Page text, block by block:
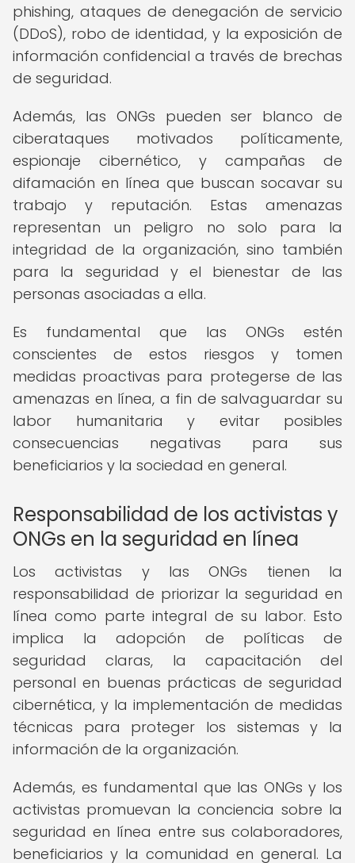
phishing, ataques de denegación de servicio
(DDoS), robo de identidad, y la exposición de
información confidencial a través de brechas
de seguridad.
Además, las ONGs pueden ser blanco de
ciberataques motivados políticamente,
espionaje cibernético, y campañas de
difamación en línea que buscan socavar su
trabajo y reputación. Estas amenazas
representan un peligro no solo para la
integridad de la organización, sino también
para la seguridad y el bienestar de las
personas asociadas a ella.
Es fundamental que las ONGs estén
conscientes de estos riesgos y tomen
medidas proactivas para protegerse de las
amenazas en línea, a fin de salvaguardar su
labor humanitaria y evitar posibles
consecuencias negativas para sus
beneficiarios y la sociedad en general.
Responsabilidad de los activistas y
ONGs en la seguridad en línea
Los activistas y las ONGs tienen la
responsabilidad de priorizar la seguridad en
línea como parte integral de su labor. Esto
implica la adopción de políticas de
seguridad claras, la capacitación del
personal en buenas prácticas de seguridad
cibernética, y la implementación de medidas
técnicas para proteger los sistemas y la
información de la organización.
Además, es fundamental que las ONGs y los
activistas promuevan la conciencia sobre la
seguridad en línea entre sus colaboradores,
beneficiarios y la comunidad en general. La